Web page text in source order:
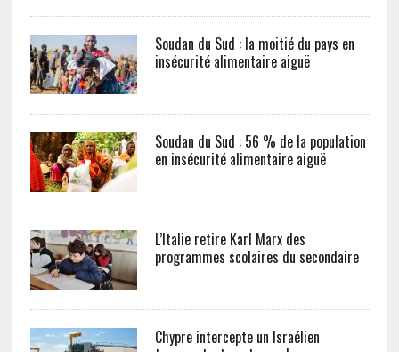
Soudan du Sud : la moitié du pays en
insécurité alimentaire aiguë
Soudan du Sud : 56 % de la population
en insécurité alimentaire aiguë
L’Italie retire Karl Marx des
programmes scolaires du secondaire
Chypre intercepte un Israélien